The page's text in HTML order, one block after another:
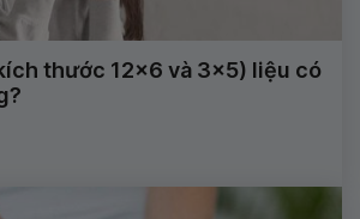
thước 12x6 và 3x5) liệu có